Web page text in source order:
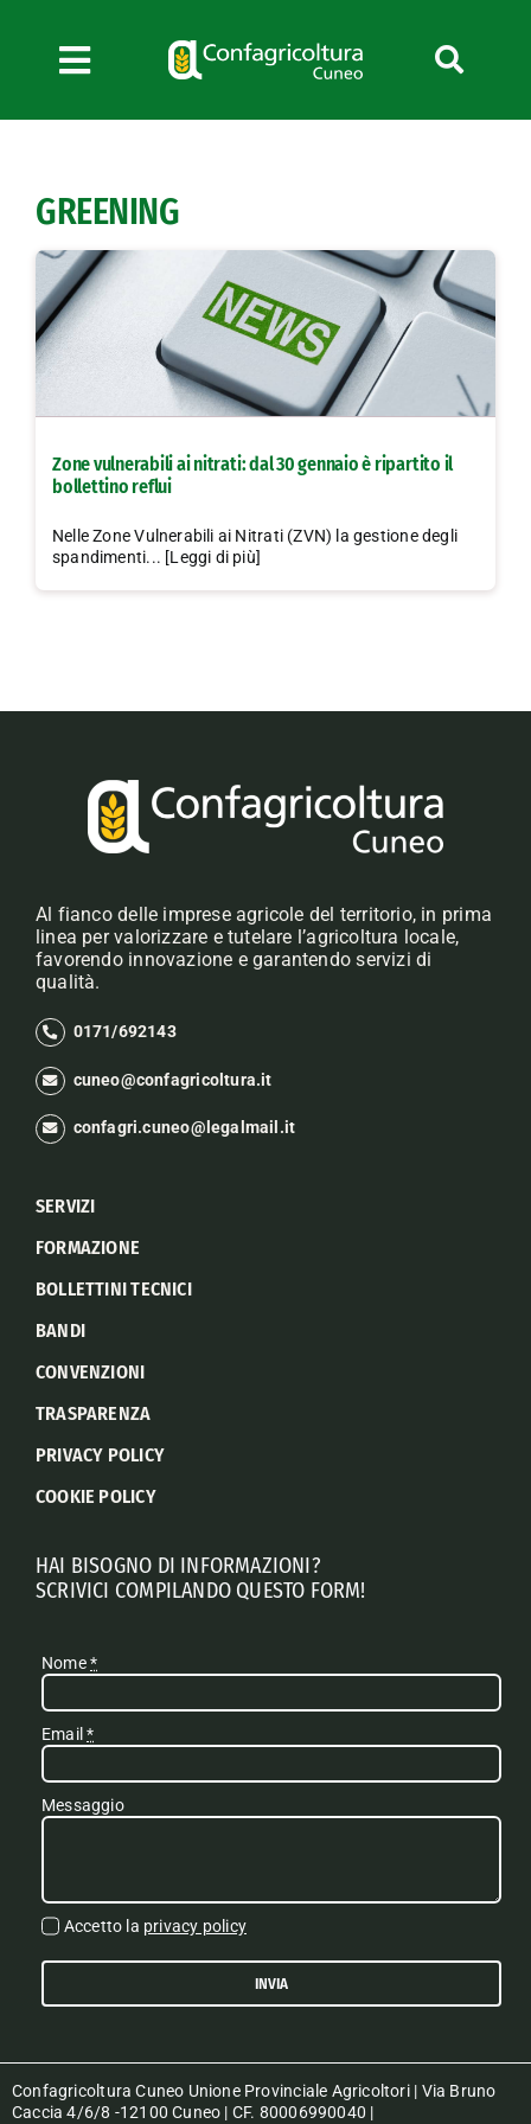
contenuto
Toggle
Navigation
News
Bandi
Formazione
Convenzioni
L’Agricoltore cuneese
Lavora con noi
GREENING
Zone vulnerabili ai nitrati: dal 30 gennaio è ripartito il
bollettino reflui
Nelle Zone Vulnerabili ai Nitrati (ZVN) la gestione degli
spandimenti... [Leggi di più]
Al fianco delle imprese agricole del territorio, in prima
linea per valorizzare e tutelare l’agricoltura locale,
favorendo innovazione e garantendo servizi di
qualità.
0171/692143
cuneo@confagricoltura.it
confagri.cuneo@legalmail.it
SERVIZI
FORMAZIONE
BOLLETTINI TECNICI
BANDI
CONVENZIONI
TRASPARENZA
PRIVACY POLICY
COOKIE POLICY
HAI BISOGNO DI INFORMAZIONI?
SCRIVICI COMPILANDO QUESTO FORM!
Nome*
Email*
Messaggio
Accetto la privacy policy
INVIA
Confagricoltura Cuneo Unione Provinciale Agricoltori | Via Bruno
Caccia 4/6/8 -12100 Cuneo | CF. 80006990040 |